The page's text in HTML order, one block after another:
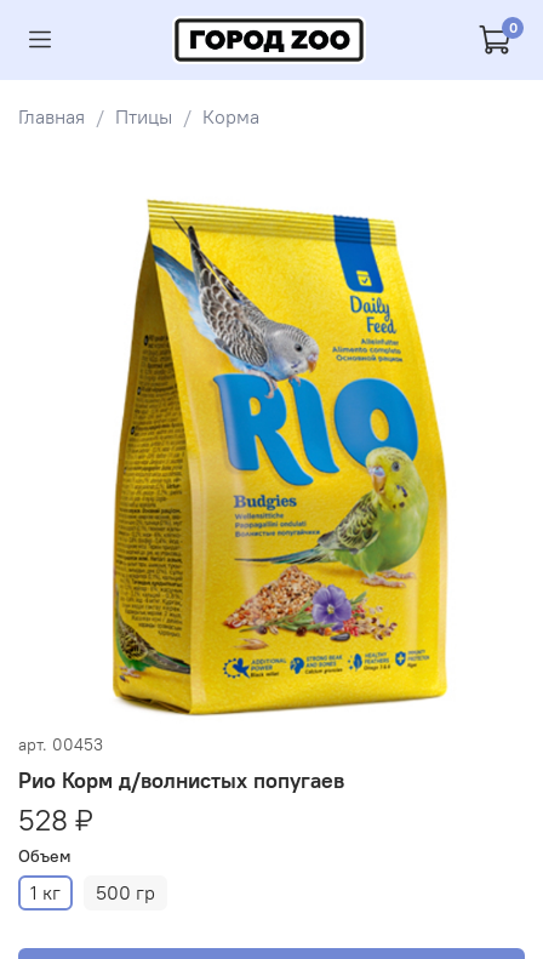
0
Главная Птицы Корма
арт. 00453
Рио Корм д/волнистых попугаев
528 ₽
Объем
1 кг 500 гр